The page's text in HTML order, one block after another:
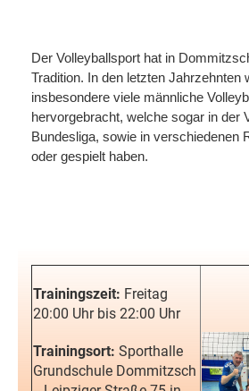
Der Volleyballsport hat in
Tradition. In den letzten Jahrzehnten
insbesondere viele männliche
hervorgebracht, welche sogar in der
Bundesliga, sowie in verschiedenen
oder gespielt haben.
Trainingszeit: Freitag
20:00 Uhr bis 22:00 Uhr
Trainingsort: Sporthalle
Grundschule Dommitzsch